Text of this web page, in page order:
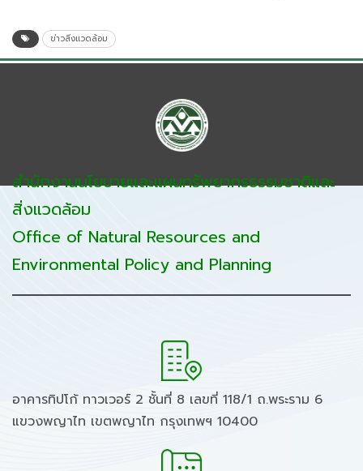
ข่าวสิ่งแวดล้อม
สำนักงานนโยบายและแผนทรัพยากรธรรมชาติและ
สิ่งแวดล้อม
Office of Natural Resources and
Environmental Policy and Planning
อาคารทิปโก้ ทาวเวอร์ 2 ชั้นที่ 8 เลขที่ 118/1 ถ.พระราม 6
แขวงพญาไท เขตพญาไท กรุงเทพฯ 10400